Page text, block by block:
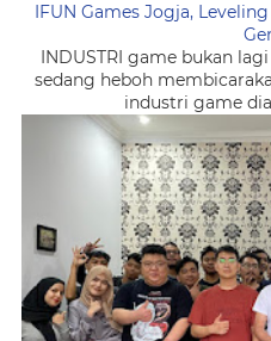
IFUN Games Jogja,
INDUSTRI game bukan
sedang heboh
industri game